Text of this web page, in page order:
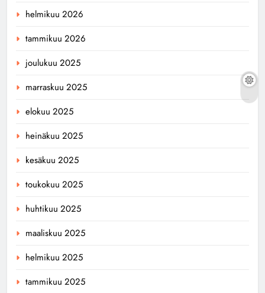
helmikuu 2026
tammikuu 2026
joulukuu 2025
marraskuu 2025
elokuu 2025
heinäkuu 2025
kesäkuu 2025
toukokuu 2025
huhtikuu 2025
maaliskuu 2025
helmikuu 2025
tammikuu 2025